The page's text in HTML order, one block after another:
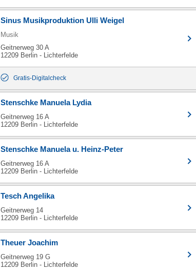
Sinus Musikproduktion Ulli Weigel
Musik
Geitnerweg 30 A
12209 Berlin - Lichterfelde
Gratis-Digitalcheck
Stenschke Manuela Lydia
Geitnerweg 16 A
12209 Berlin - Lichterfelde
Stenschke Manuela u. Heinz-Peter
Geitnerweg 16 A
12209 Berlin - Lichterfelde
Tesch Angelika
Geitnerweg 14
12209 Berlin - Lichterfelde
Theuer Joachim
Geitnerweg 19 G
12209 Berlin - Lichterfelde